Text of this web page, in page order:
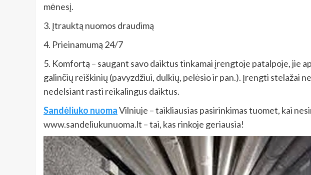
mėnesį.
3. Įtrauktą nuomos draudimą
4. Prieinamumą 24/7
5. Komfortą – saugant savo daiktus tinkamai įrengtoje patalpoje, jie
galinčių reiškinių (pavyzdžiui, dulkių, pelėsio ir pan.). Įrengti stelažai
nedelsiant rasti reikalingus daiktus.
Sandėliuko nuomaVilniuje – taikliausias pasirinkimas tuomet, kai
www.sandeliukunuoma.lt – tai, kas rinkoje geriausia!